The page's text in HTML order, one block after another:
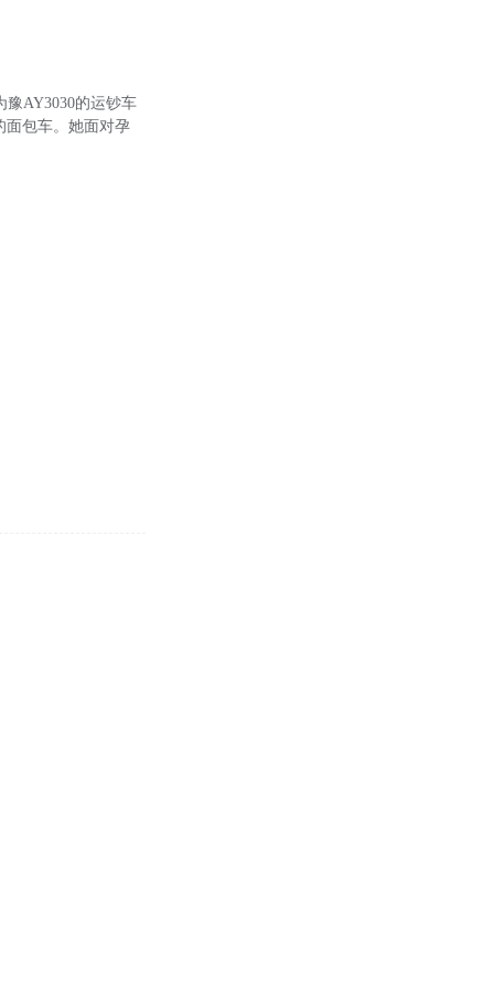
豫AY3030的运钞车
面包车。她面对孕